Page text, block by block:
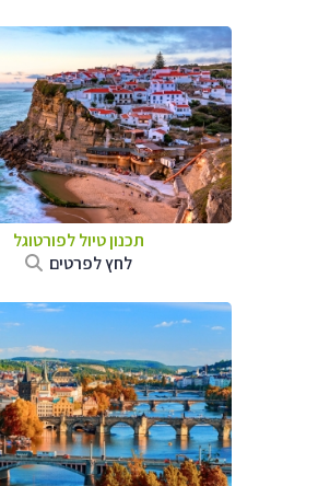
תכנון טיול לפורטוגל
לחץ לפרטים